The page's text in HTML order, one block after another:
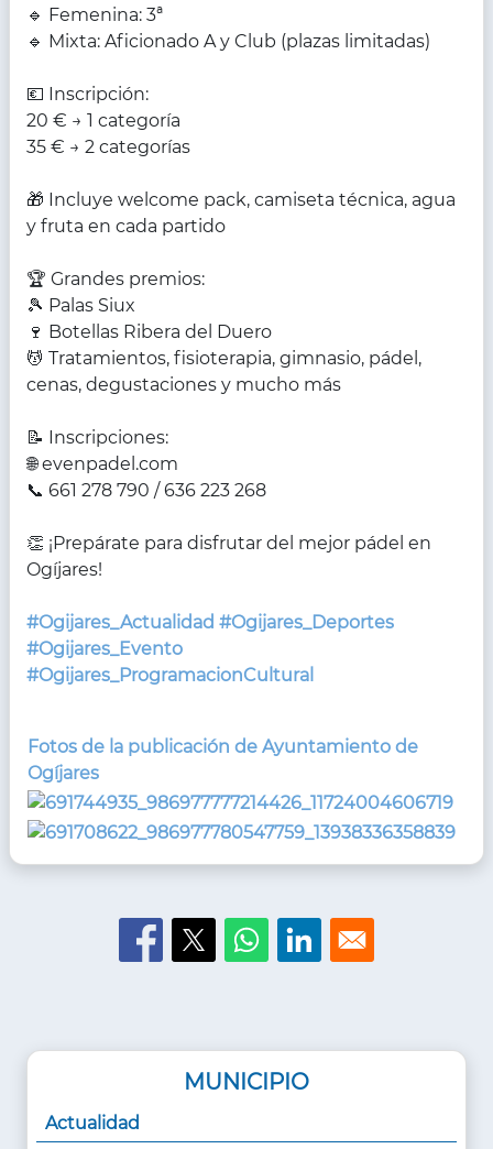
MUNICIPIO
Actualidad
🔹 Femenina: 3ª
🔹 Mixta: Aficionado A y Club (plazas limitadas)
💶 Inscripción:
20 € → 1 categoría
35 € → 2 categorías
🎁 Incluye welcome pack, camiseta técnica, agua
y fruta en cada partido
🏆 Grandes premios:
🎾 Palas Siux
🍷 Botellas Ribera del Duero
💆 Tratamientos, fisioterapia, gimnasio, pádel,
cenas, degustaciones y mucho más
📝 Inscripciones:
🌐 evenpadel.com
📞 661 278 790 / 636 223 268
👏 ¡Prepárate para disfrutar del mejor pádel en
Ogíjares!
#Ogijares_Actualidad #Ogijares_Deportes
#Ogijares_Evento
#Ogijares_ProgramacionCultural
Fotos de la publicación de Ayuntamiento de
Ogíjares